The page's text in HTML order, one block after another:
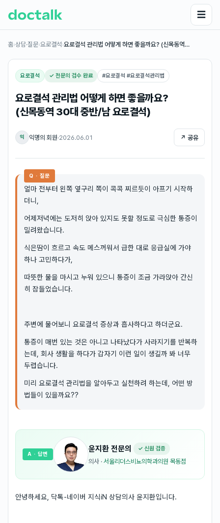
☰
홈›상담·질문›요로결석›요로결석 관리법 어떻게 하면 좋을까요? (신목동역…
요로결석 ✓ 전문의 검수 완료 #요로결석 #요로결석관리법
요로결석 관리법 어떻게 하면 좋을까요?
(신목동역 30대 중반/남 요로결석)
익 익명의 회원·2026.06.01 ↗ 공유
Q · 질문
얼마 전부터 왼쪽 옆구리 쪽이 콕콕 찌르듯이 아프기 시작하
더니,
어제저녁에는 도저히 앉아 있지도 못할 정도로 극심한 통증이
밀려왔습니다.
식은땀이 흐르고 속도 메스꺼워서 급한 대로 응급실에 가야
하나 고민하다가,
따뜻한 물을 마시고 누워 있으니 통증이 조금 가라앉아 간신
히 잠들었습니다.
주변에 물어보니 요로결석 증상과 흡사하다고 하더군요.
통증이 매번 있는 것은 아니고 나타났다가 사라지기를 반복하
는데, 회사 생활을 하다가 갑자기 이런 일이 생길까 봐 너무
두렵습니다.
미리 요로결석 관리법을 알아두고 실천하려 하는데, 어떤 방
법들이 있을까요??
윤지환 전문의 ✓ 신원 검증
의사 · 서울리더스비뇨의학과의원 목동점
A · 답변
안녕하세요, 닥톡-네이버 지식iN 상담의사 윤지환입니다.